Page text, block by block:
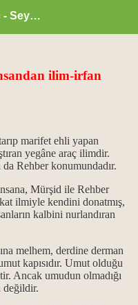
Alevilikte Inanç - Seyyid Hakkı
ilim-irfan
marifet ehli yapan
yegâne araç ilimdir.
Rehber konumundadır.
Mürşid ile Rehber
ilmiyle kendini donatmış,
kalbini nurlandıran
melhem, derdine derman
kapısıdır. Umut olduğu
Ancak umudun olmadığı
değildir.